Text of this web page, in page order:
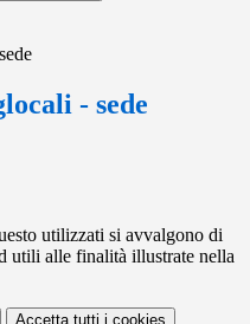
- sede
utilizzati si avvalgono di
utili alle finalità illustrate nella
Accetta tutti i cookies